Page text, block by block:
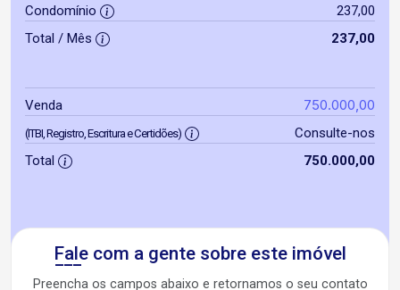
Condomínio
237,00
Total / Mês
237,00
Venda 750.000,00
(ITBI, Registro, Escritura e Certidões)
Consulte-nos
Total
750.000,00
Fale com a gente sobre este imóvel
Preencha os campos abaixo e retornamos o seu contato